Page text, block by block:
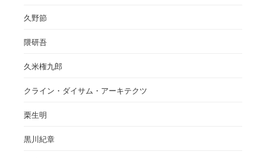
久野節
隈研吾
久米権九郎
クライン・ダイサム・アーキテクツ
栗生明
黒川紀章